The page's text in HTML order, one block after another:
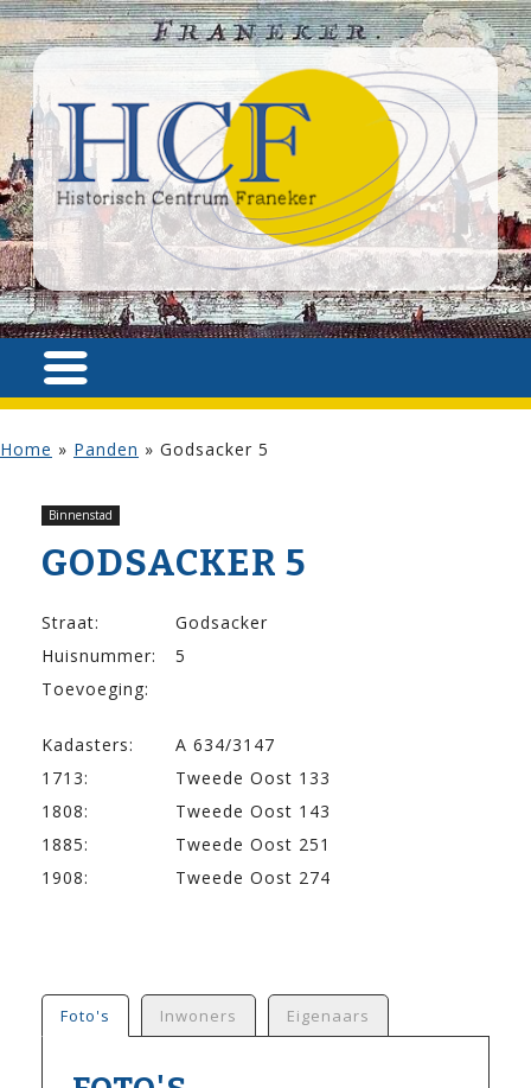
Home » Panden » Godsacker 5
Binnenstad
GODSACKER 5
Straat:
Godsacker
Huisnummer:
5
Toevoeging:
Kadasters:
A 634/3147
1713:
Tweede Oost 133
1808:
Tweede Oost 143
1885:
Tweede Oost 251
1908:
Tweede Oost 274
Foto's Inwoners Eigenaars